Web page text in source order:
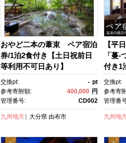
おやど二本の葦束 ペア宿泊
券/1泊2食付き【土日祝前日
等利用不可日あり】
交換pt: - pt
参考寄附額:
400,000 円
管理番号:
CD002
九州地方 大分県 由布市
【平
「蔓-
付き1
券 宿
行 ホ
ット
め 大
交換pt:
参考寄
管理番
九州地